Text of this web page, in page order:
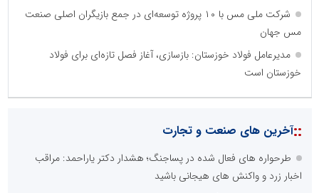
شرکت ملی مس با ۱۰ پروژه توسعه‌ای در جمع بازیگران اصلی صنعت
مس جهان
مدیرعامل فولاد خوزستان: بازسازی، آغاز فصل تازه‌ای برای فولاد
خوزستان است
::آخرین های صنعت و تجارت
طرحواره های فعال شده در پساجنگ؛ هشدار دکتر یاراحمد: مراقب
اخبار زرد و واکنش های هیجانی باشید